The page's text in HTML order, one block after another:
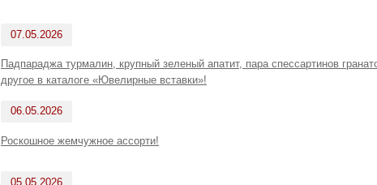
07.05.2026
Падпараджа турмалин, крупный зеленый апатит, пара спессартинов
другое в каталоге «Ювелирные вставки»!
06.05.2026
Роскошное жемчужное ассорти!
05.05.2026